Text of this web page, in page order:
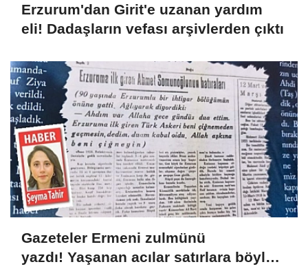
Erzurum'dan Girit'e uzanan yardım
eli! Dadaşların vefası arşivlerden çıktı
Gazeteler Ermeni zulmünü
yazdı! Yaşanan acılar satırlara böyle